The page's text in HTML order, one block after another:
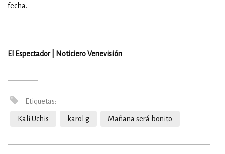
fecha.
El Espectador | Noticiero Venevisión
Etiquetas:
Kali Uchis karol g Mañana será bonito